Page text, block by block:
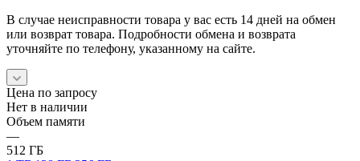
В случае неисправности товара у вас есть 14 дней на обмен
или возврат товара. Подробности обмена и возврата
уточняйте по телефону, указанному на сайте.
Цена по запросу
Нет в наличии
Объем памяти
—
512 ГБ